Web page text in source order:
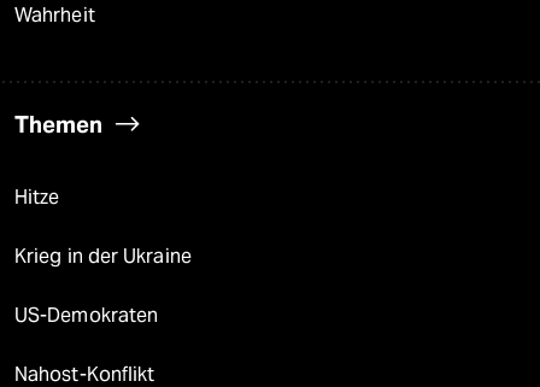
Wahrheit
Themen
Hitze
Krieg in der Ukraine
US-Demokraten
Nahost-Konflikt